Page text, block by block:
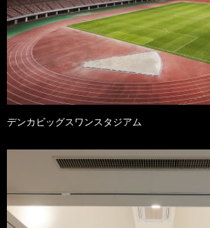
デンカビッグスワンスタジアム